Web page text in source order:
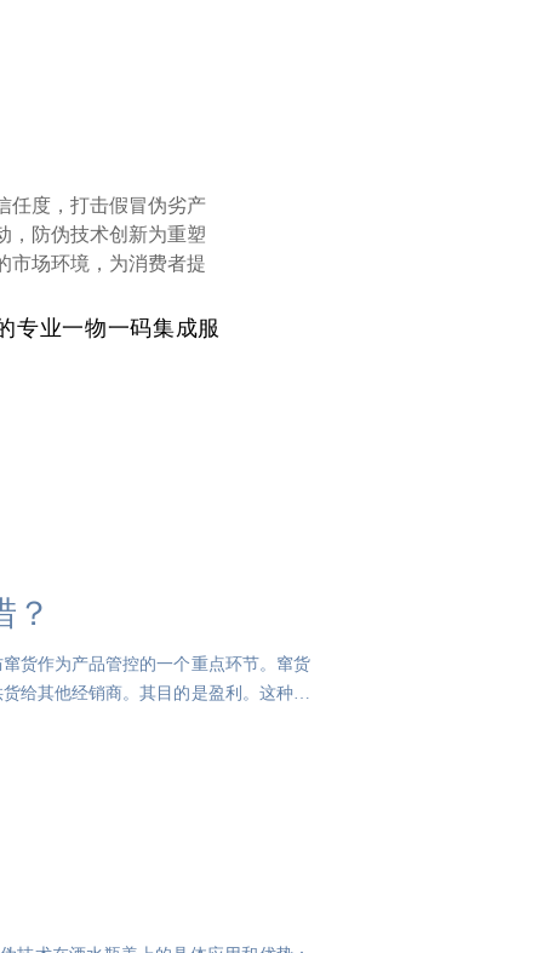
任度，打击假冒伪劣产
，防伪技术创新为重塑
市场环境，为消费者提
专业一物一码集成服
？
货作为产品管控的一个重点环节。窜货
给其他经销商。其目的是盈利。这种行